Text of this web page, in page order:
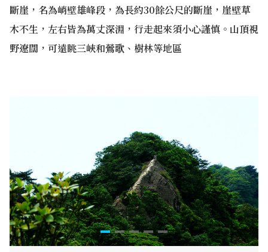
斷崖，名為峭壁雄峰段，為長約30餘公尺的斷崖，崖壁草
木不生，左右皆為萬丈深淵，行走起來須小心謹慎。山頂視
野遼闊，可遠眺三峽和鶯歌、樹林等地區